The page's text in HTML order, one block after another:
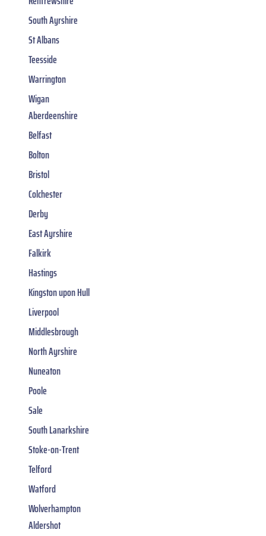
South Ayrshire
St Albans
Teesside
Warrington
Wigan
Aberdeenshire
Belfast
Bolton
Bristol
Colchester
Derby
East Ayrshire
Falkirk
Hastings
Kingston upon Hull
Liverpool
Middlesbrough
North Ayrshire
Nuneaton
Poole
Sale
South Lanarkshire
Stoke-on-Trent
Telford
Watford
Wolverhampton
Aldershot